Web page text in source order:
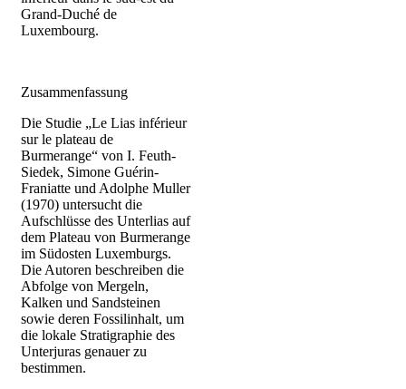
Grand-Duché de
Luxembourg.
Zusammenfassung
Die Studie „Le Lias inférieur
sur le plateau de
Burmerange“ von I. Feuth-
Siedek, Simone Guérin-
Franiatte und Adolphe Muller
(1970) untersucht die
Aufschlüsse des Unterlias auf
dem Plateau von Burmerange
im Südosten Luxemburgs.
Die Autoren beschreiben die
Abfolge von Mergeln,
Kalken und Sandsteinen
sowie deren Fossilinhalt, um
die lokale Stratigraphie des
Unterjuras genauer zu
bestimmen.